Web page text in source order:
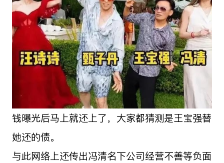
钱曝光后马上就还上了，大家都猜测是王宝强替
她还的债。
与此网络上还传出冯清名下公司经营不善等负面